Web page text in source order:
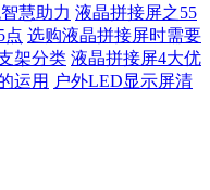
慧助力 液晶拼接屏之55
点 选购液晶拼接屏时需要
架分类 液晶拼接屏4大优
运用 户外LED显示屏清